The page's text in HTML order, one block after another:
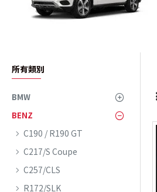
所有類別
BMW
BENZ
C190 / R190 GT
C217/S Coupe
C257/CLS
R172/SLK